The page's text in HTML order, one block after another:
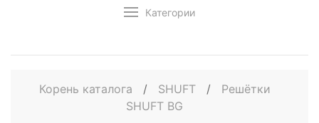
Категории
Корень каталога / SHUFT /
Решётки
SHUFT BG